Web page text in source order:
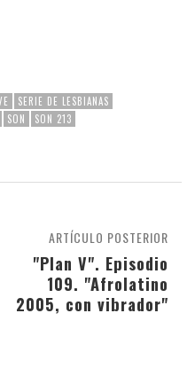
SERIE DE LESBIANAS
SON
SON 213
ARTÍCULO POSTERIOR
"Plan V". Episodio
109. "Afrolatino
2005, con vibrador"